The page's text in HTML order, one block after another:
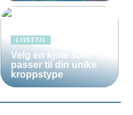
LIVSSTIL
Velg en kjole som
passer til din unike
kroppstype